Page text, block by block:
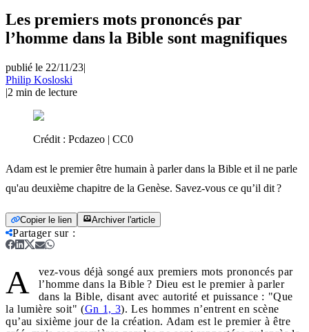
Les premiers mots prononcés par
l’homme dans la Bible sont magnifiques
publié le 22/11/23|
Philip Kosloski
|2 min de lecture
Crédit : Pcdazeo | CC0
Adam est le premier être humain à parler dans la Bible et il ne parle
qu'au deuxième chapitre de la Genèse. Savez-vous ce qu’il dit ?
Copier le lien Archiver l'article
Partager sur:
A
vez-vous déjà songé aux premiers mots prononcés par
l’homme dans la Bible ? Dieu est le premier à parler
dans la Bible, disant avec autorité et puissance : "Que
la lumière soit" (Gn 1, 3). Les hommes n’entrent en scène
qu’au sixième jour de la création. Adam est le premier à être